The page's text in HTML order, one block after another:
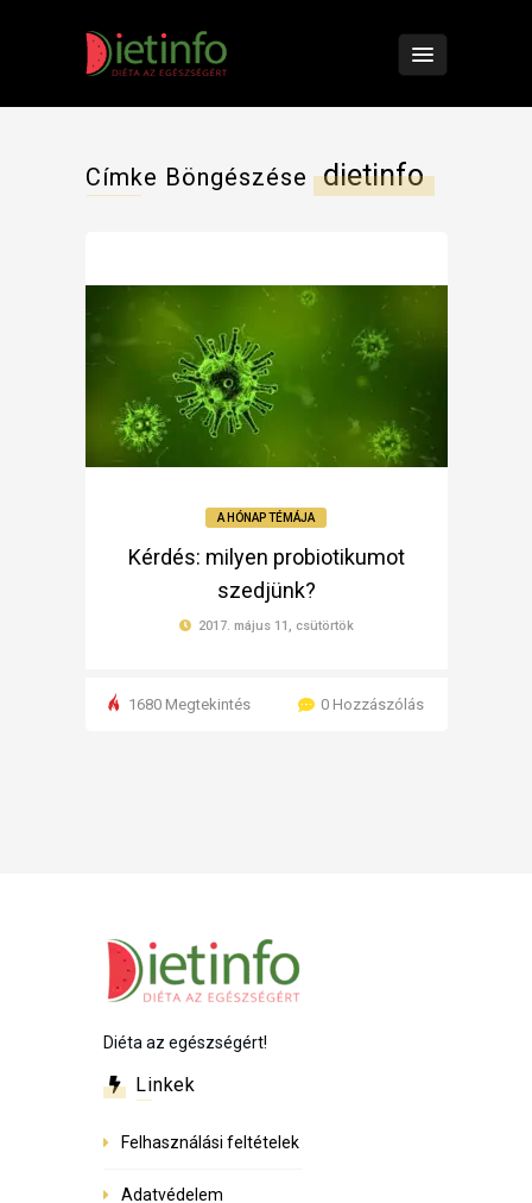
Címke Böngészése dietinfo
A HÓNAP TÉMÁJA
Kérdés: milyen probiotikumot
szedjünk?
2017. május 11, csütörtök
1680 Megtekintés 0 Hozzászólás
Diéta az egészségért!
Linkek
Felhasználási feltételek
Adatvédelem